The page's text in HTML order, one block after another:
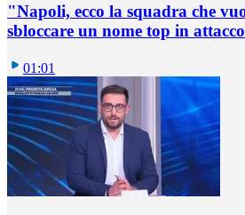
"Napoli, ecco la squadra che
sbloccare un nome top in
01:01